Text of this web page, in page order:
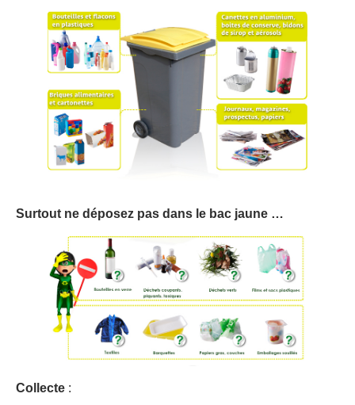
Surtout ne déposez pas dans le bac jaune …
Collecte :